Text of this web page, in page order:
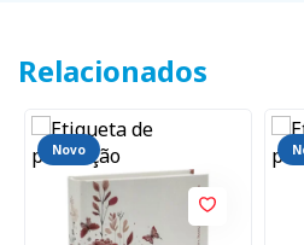
Relacionados
Novo